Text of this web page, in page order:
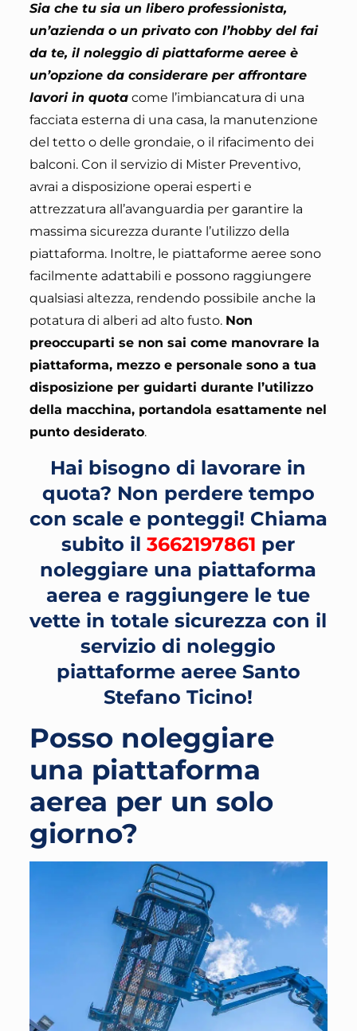
Sia che tu sia un libero professionista,
un’azienda o un privato con l’hobby del fai
da te, il noleggio di piattaforme aeree è
un’opzione da considerare per affrontare
lavori in quotacome l’imbiancatura di una
facciata esterna di una casa, la manutenzione
del tetto o delle grondaie, o il rifacimento dei
balconi. Con il servizio di Mister Preventivo,
avrai a disposizione operai esperti e
attrezzatura all’avanguardia per garantire la
massima sicurezza durante l’utilizzo della
piattaforma. Inoltre, le piattaforme aeree sono
facilmente adattabili e possono raggiungere
qualsiasi altezza, rendendo possibile anche la
potatura di alberi ad alto fusto. Non
preoccuparti se non sai come manovrare la
piattaforma, mezzo e personale sono a tua
disposizione per guidarti durante l’utilizzo
della macchina, portandola esattamente nel
punto desiderato.
Hai bisogno di lavorare in
quota? Non perdere tempo
con scale e ponteggi! Chiama
subito il3662197861 per
noleggiare una piattaforma
aerea e raggiungere le tue
vette in totale sicurezza con il
servizio di noleggio
piattaforme aeree Santo
Stefano Ticino!
Posso noleggiare
una piattaforma
aerea per un solo
giorno?